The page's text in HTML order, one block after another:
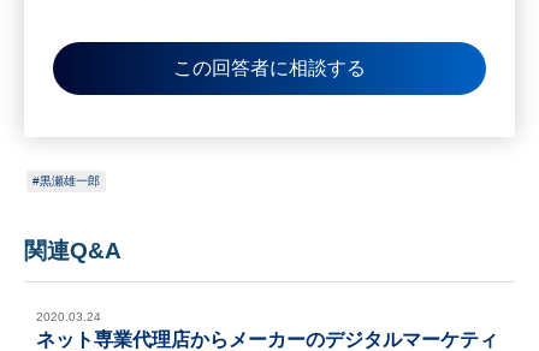
この回答者に相談する
黒瀬雄一郎
関連Q&A
2020.03.24
ネット専業代理店からメーカーのデジタルマーケティ